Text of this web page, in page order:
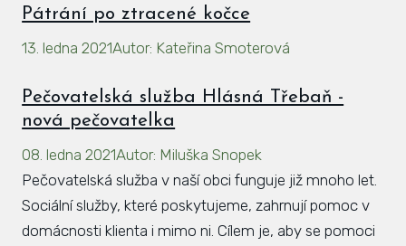
Pátrání po ztracené kočce
13. ledna 2021Autor: Kateřina Smoterová
Pečovatelská služba Hlásná Třebaň -
nová pečovatelka
08. ledna 2021Autor: Miluška Snopek
Pečovatelská služba v naší obci funguje již mnoho let.
Sociální služby, které poskytujeme, zahrnují pomoc v
domácnosti klienta i mimo ni. Cílem je, aby se pomoci